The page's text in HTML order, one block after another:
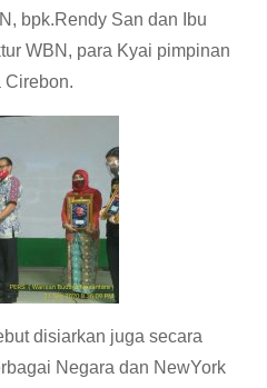
bpk.Rendy San dan Ibu
WBN, para Kyai pimpinan
Cirebon.
disiarkan juga secara
Negara dan NewYork